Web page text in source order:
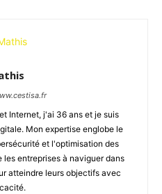
Internet, j'ai 36 ans et je suis
Mon expertise englobe le
et l'optimisation des
entreprises à naviguer dans
atteindre leurs objectifs avec